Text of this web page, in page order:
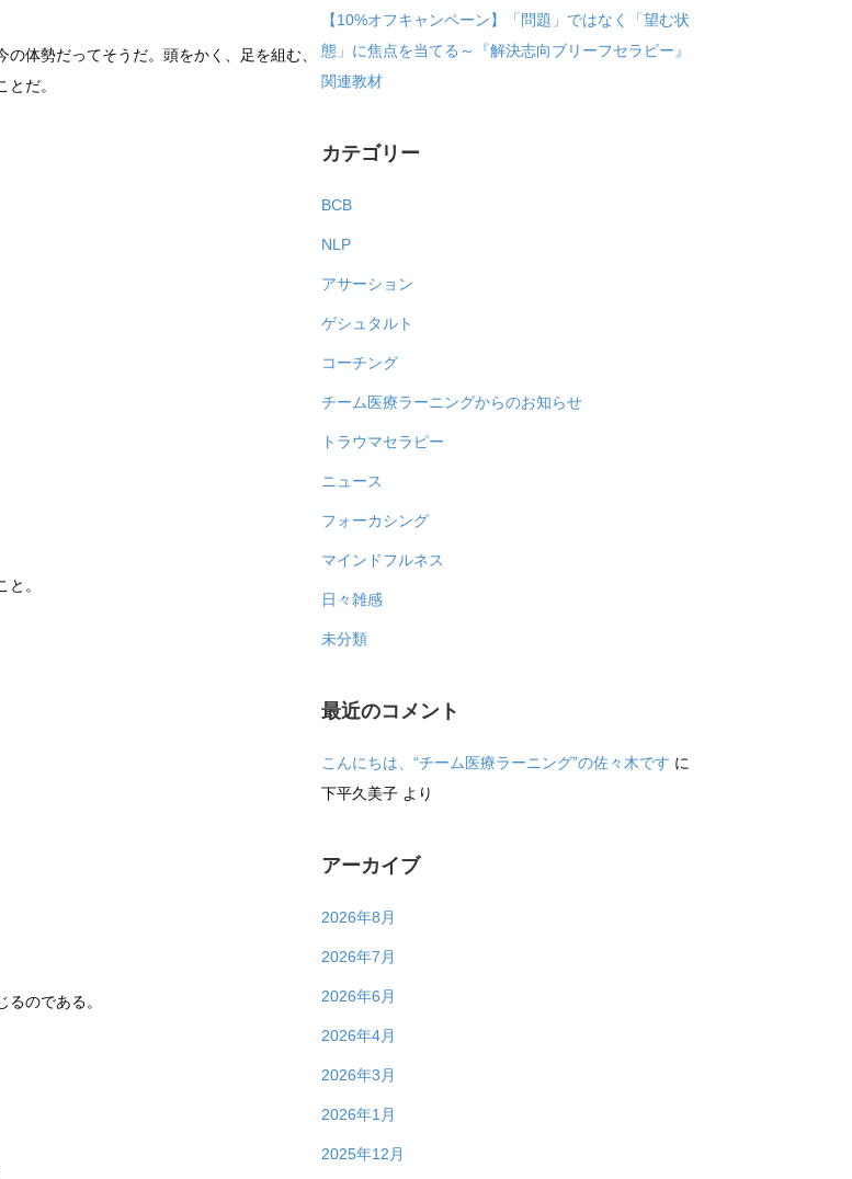
体勢だってそうだ。頭をかく、足を組む、
だ。
。
のである。
【10%オフキャンペーン】「問題」ではなく「望む状
態」に焦点を当てる～『解決志向ブリーフセラピー』
関連教材
カテゴリー
BCB
NLP
アサーション
ゲシュタルト
コーチング
チーム医療ラーニングからのお知らせ
トラウマセラピー
ニュース
フォーカシング
マインドフルネス
日々雑感
未分類
最近のコメント
こんにちは、“チーム医療ラーニング”の佐々木です に
下平久美子 より
アーカイブ
2026年8月
2026年7月
2026年6月
2026年4月
2026年3月
2026年1月
2025年12月